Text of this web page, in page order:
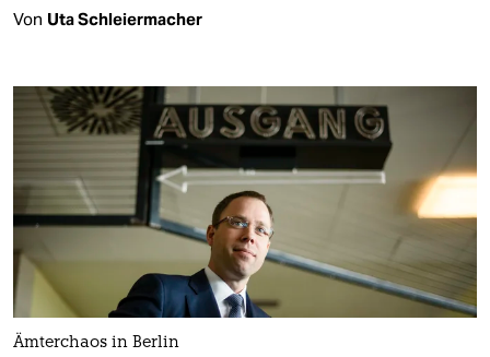
Von Uta Schleiermacher
Ämterchaos in Berlin